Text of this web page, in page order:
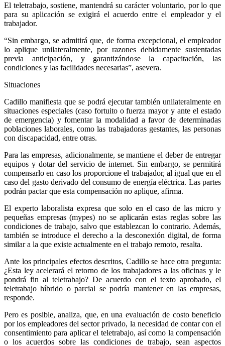
El teletrabajo, sostiene, mantendrá su carácter voluntario, por lo que
para su aplicación se exigirá el acuerdo entre el empleador y el
trabajador.
“Sin embargo, se admitirá que, de forma excepcional, el empleador
lo aplique unilateralmente, por razones debidamente sustentadas
previa anticipación, y garantizándose la capacitación, las
condiciones y las facilidades necesarias”, asevera.
Situaciones
Cadillo manifiesta que se podrá ejecutar también unilateralmente en
situaciones especiales (caso fortuito o fuerza mayor y ante el estado
de emergencia) y fomentar la modalidad a favor de determinadas
poblaciones laborales, como las trabajadoras gestantes, las personas
con discapacidad, entre otras.
Para las empresas, adicionalmente, se mantiene el deber de entregar
equipos y dotar del servicio de internet. Sin embargo, se permitirá
compensarlo en caso los proporcione el trabajador, al igual que en el
caso del gasto derivado del consumo de energía eléctrica. Las partes
podrán pactar que esta compensación no aplique, afirma.
El experto laboralista expresa que solo en el caso de las micro y
pequeñas empresas (mypes) no se aplicarán estas reglas sobre las
condiciones de trabajo, salvo que establezcan lo contrario. Además,
también se introduce el derecho a la desconexión digital, de forma
similar a la que existe actualmente en el trabajo remoto, resalta.
Ante los principales efectos descritos, Cadillo se hace otra pregunta:
¿Esta ley acelerará el retorno de los trabajadores a las oficinas y le
pondrá fin al teletrabajo? De acuerdo con el texto aprobado, el
teletrabajo híbrido o parcial se podría mantener en las empresas,
responde.
Pero es posible, analiza, que, en una evaluación de costo beneficio
por los empleadores del sector privado, la necesidad de contar con el
consentimiento para aplicar el teletrabajo, así como la compensación
o los acuerdos sobre las condiciones de trabajo, sean aspectos